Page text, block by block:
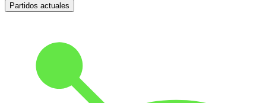
Partidos actuales